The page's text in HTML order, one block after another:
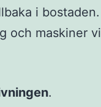
i bostaden.
och maskiner vi
.